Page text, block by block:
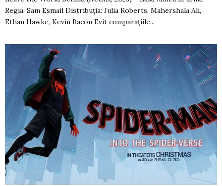
Regia: Sam Esmail Distribuția: Julia Roberts, Mahershala Ali,
Ethan Hawke, Kevin Bacon Evit comparațiile...